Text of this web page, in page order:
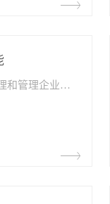
企业财税管理软件是一种能够处理和管理企业财务和税务相关事务的软件系统。随着企业规模、复杂程度以及市场竞争的加大，现代企业需要应对多样化的财税管理需求。